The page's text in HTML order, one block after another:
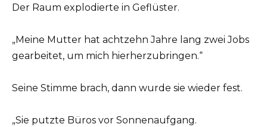
Der Raum explodierte in Geflüster.
„Meine Mutter hat achtzehn Jahre lang zwei Jobs
gearbeitet, um mich hierherzubringen.“
Seine Stimme brach, dann wurde sie wieder fest.
„Sie putzte Büros vor Sonnenaufgang.